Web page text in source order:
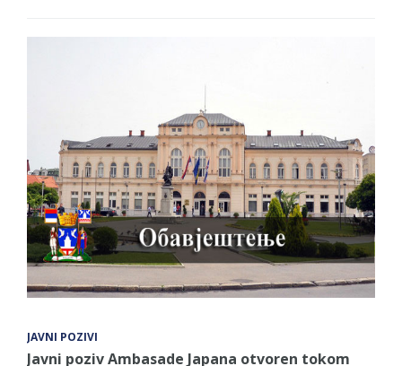
JAVNI POZIVI
Javni poziv Ambasade Japana otvoren tokom